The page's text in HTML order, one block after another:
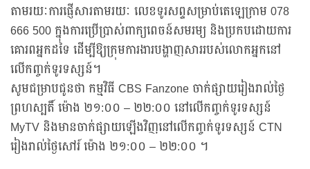
តាមរយៈការផ្ញើសារតាមរយៈ លេខទូរសព្ទសម្រាប់តេឡេក្រាម 078
666 500 ក្នុងការប្រើប្រាស់ពាក្យពេចន៍សមរម្យ និងប្រកបដោយការ
គោរពអ្នកដទៃ ដើម្បីឱ្យក្រុមការងារបង្ហាញសាររបស់លោកអ្នកនៅ
លើកញ្ចក់ទូរទស្សន៍។
សូមជម្រាបជូនថា កម្មវិធី CBS Fanzone ចាក់ផ្សាយរៀងរាល់ថ្ងៃ
ព្រហស្បតិ៍ ម៉ោង ២១:០០ – ២២:០០ នៅលើកញ្ចក់ទូរទស្សន៍
MyTV និងមានចាក់ផ្សាយឡើងវិញនៅលើកញ្ចក់ទូរទស្សន៍ CTN
រៀងរាល់ថ្ងៃសៅរ៍ ម៉ោង ២១:០០ – ២២:០០ ។